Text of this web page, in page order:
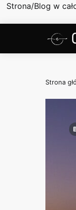
Strona/Blog w
Strona